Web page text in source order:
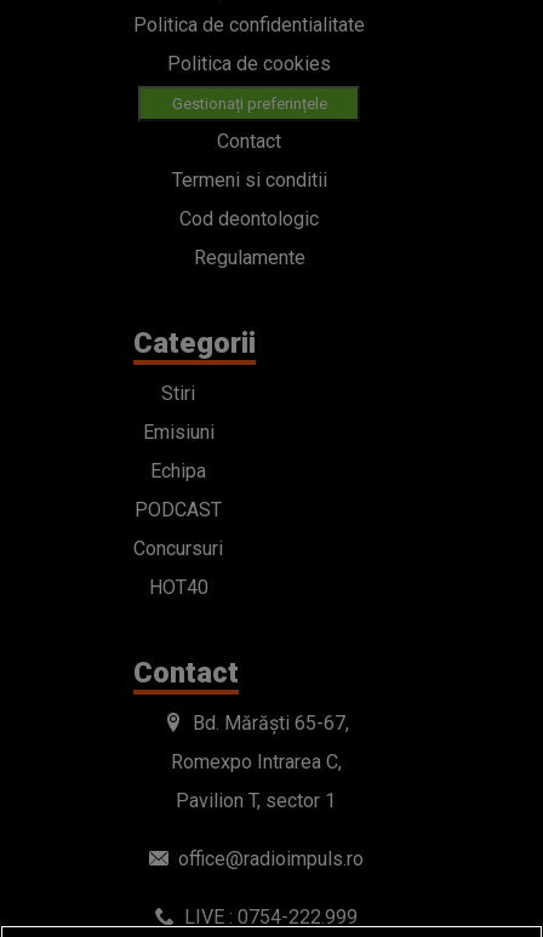
Politica de confidentialitate
Politica de cookies
Gestionați preferințele
Contact
Termeni si conditii
Cod deontologic
Regulamente
Categorii
Stiri
Emisiuni
Echipa
PODCAST
Concursuri
HOT40
Contact
Bd. Mărăști 65-67,
Romexpo Intrarea C,
Pavilion T, sector 1
office@radioimpuls.ro
LIVE : 0754-222.999